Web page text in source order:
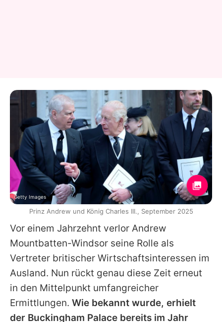
Vor einem Jahrzehnt verlor Andrew
Mountbatten-Windsor seine Rolle als
Vertreter britischer Wirtschaftsinteressen im
Ausland. Nun rückt genau diese Zeit erneut
in den Mittelpunkt umfangreicher
Ermittlungen. Wie bekannt wurde, erhielt
der Buckingham Palace bereits im Jahr
Getty Images
Prinz Andrew und König Charles III., September 2025